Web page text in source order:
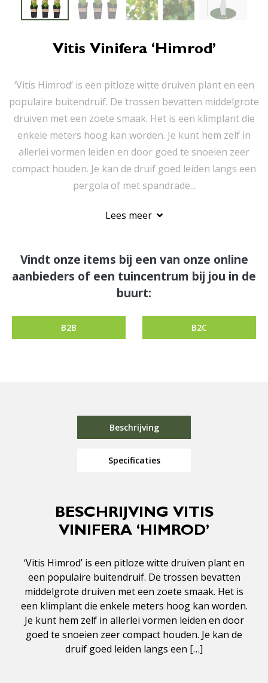
Vitis Vinifera ‘Himrod’
‘Vitis Himrod’ is een pitloze witte druiven plant en een
populaire buitendruif. De trossen bevatten middelgrote
druiven met een zoete smaak. Het is een klimplant die
enkele meters hoog kan worden. Je kunt hem zelf in
allerlei vormen leiden en door goed te snoeien zeer
compact houden. Je kan de druif goed leiden langs een
pergola of met spandrade...
Lees meer
Vindt onze items bij een van onze online
aanbieders of een tuincentrum bij jou in de
buurt:
B2B B2C
Beschrijving
Specificaties
BESCHRIJVING VITIS
VINIFERA ‘HIMROD’
‘Vitis Himrod’ is een pitloze witte druiven plant en
een populaire buitendruif. De trossen bevatten
middelgrote druiven met een zoete smaak. Het is
een klimplant die enkele meters hoog kan worden.
Je kunt hem zelf in allerlei vormen leiden en door
goed te snoeien zeer compact houden. Je kan de
druif goed leiden langs een […]